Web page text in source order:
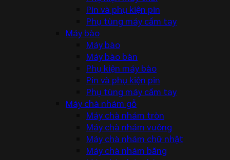
Pin và phụ kiện pin
Phụ tùng máy cầm tay
Máy bào
Máy bào
Máy bào bàn
Phụ kiện máy bào
Pin và phụ kiện pin
Phụ tùng máy cầm tay
Máy chà nhám gỗ
Máy chà nhám tròn
Máy chà nhám vuông
Máy chà nhám chữ nhật
Máy chà nhám băng